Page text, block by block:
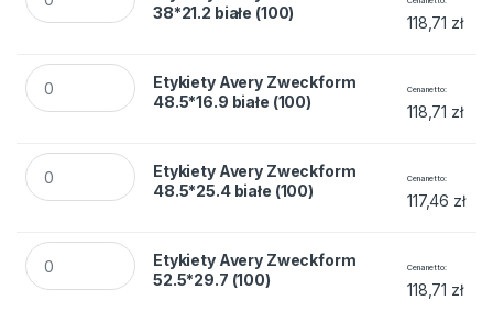
38*21.2 białe (100)
118,71 zł
Etykiety Avery Zweckform 48.5*16.9 białe (100) quantity
Etykiety Avery Zweckform
48.5*16.9 białe (100)
Cena netto
118,71 zł
Etykiety Avery Zweckform 48.5*25.4 białe (100) quantity
Etykiety Avery Zweckform
48.5*25.4 białe (100)
Cena netto
117,46 zł
Etykiety Avery Zweckform 52.5*29.7 (100) quantity
Etykiety Avery Zweckform
52.5*29.7 (100)
Cena netto
118,71 zł